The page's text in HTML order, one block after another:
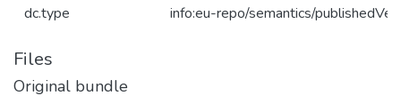
dc.type info:eu-repo/semantics/
Files
Original bundle